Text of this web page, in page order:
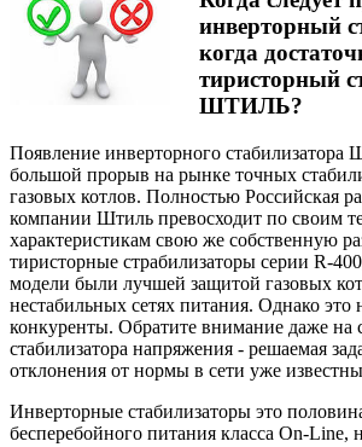
инверторный
когда
тиристорный
ШТИЛЬ?
Появление инверторного стабилизатора
большой прорыв на рынке точных
газовых котлов. Полностью Российская
компании Штиль превосходит по своим
характеристикам свою же собственную
тиристорные страбилизаторы серии R-
модели были лучшей защитой газовых
нестабильных сетях питания. Однако это
конкуренты. Обратите внимание даже на
стабилизатора напряжения - решаемая
отклонения от нормы в сети уже
Инверторные стабилизаторы это
бесперебойного питания класса On-Line,